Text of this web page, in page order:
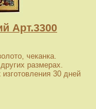
Арт.3300
чеканка.
размерах.
30 дней